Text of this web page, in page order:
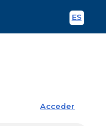
ES
Acceder